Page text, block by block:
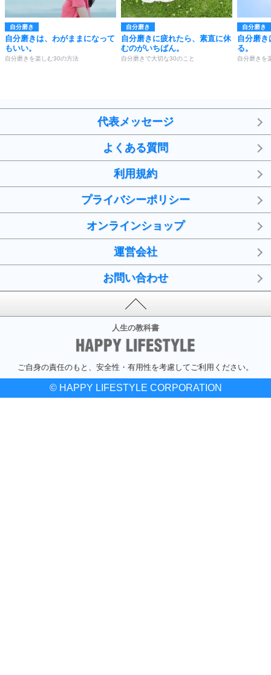
自分磨き
自分磨きは、わがままになって
もいい。
自分磨きを楽しむ30の方法
自分磨き
自分磨きに疲れたら、素直に休
むのがいちばん。
自分磨きで大切な30のこと
自分磨き
自分磨き
る。
自分磨きを
代表メッセージ
よくある質問
利用規約
プライバシーポリシー
オンラインショップ
運営会社
お問い合わせ
人生の教科書
ご自身の責任のもと、安全性・有用性を考慮してご利用ください。
© HAPPY LIFESTYLE CORPORATION